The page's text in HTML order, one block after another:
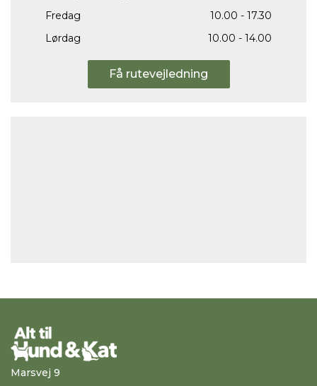
Fredag
10.00 - 17.30
Lørdag
10.00 - 14.00
Få rutevejledning
Marsvej 9